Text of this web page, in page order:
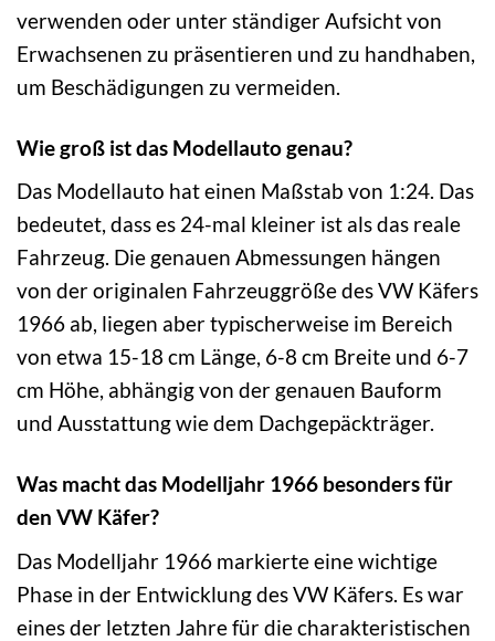
verwenden oder unter ständiger Aufsicht von
Erwachsenen zu präsentieren und zu handhaben,
um Beschädigungen zu vermeiden.
Wie groß ist das Modellauto genau?
Das Modellauto hat einen Maßstab von 1:24. Das
bedeutet, dass es 24-mal kleiner ist als das reale
Fahrzeug. Die genauen Abmessungen hängen
von der originalen Fahrzeuggröße des VW Käfers
1966 ab, liegen aber typischerweise im Bereich
von etwa 15-18 cm Länge, 6-8 cm Breite und 6-7
cm Höhe, abhängig von der genauen Bauform
und Ausstattung wie dem Dachgepäckträger.
Was macht das Modelljahr 1966 besonders für
den VW Käfer?
Das Modelljahr 1966 markierte eine wichtige
Phase in der Entwicklung des VW Käfers. Es war
eines der letzten Jahre für die charakteristischen